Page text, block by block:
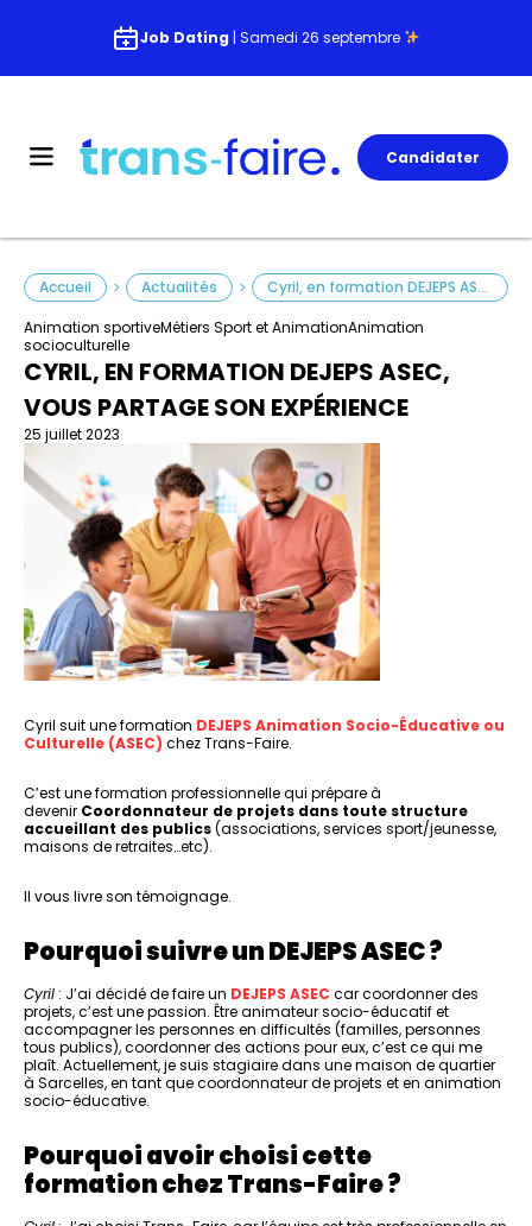
Job Dating | Samedi 26 septembre
Candidater
Animation sportiveMétiers Sport et AnimationAnimation
socioculturelle
Accueil > Actualités > Cyril, en formation DEJEPS ASEC, vous partage son expérience
CYRIL, EN FORMATION DEJEPS ASEC,
VOUS PARTAGE SON EXPÉRIENCE
25 juillet 2023
Cyril suit une formation DEJEPS Animation Socio-Éducative ou
Culturelle (ASEC) chez Trans-Faire.
C’est une formation professionnelle qui prépare à
devenir Coordonnateur de projets dans toute structure
accueillant des publics(associations, services sport/jeunesse,
maisons de retraites…etc).
Il vous livre son témoignage.
Pourquoi suivre un DEJEPS ASEC ?
Cyril : J’ai décidé de faire un DEJEPS ASEC car coordonner des
projets, c’est une passion. Être animateur socio-éducatif et
accompagner les personnes en difficultés (familles, personnes
tous publics), coordonner des actions pour eux, c’est ce qui me
plaît. Actuellement, je suis stagiaire dans une maison de quartier
à Sarcelles, en tant que coordonnateur de projets et en animation
socio-éducative.
Pourquoi avoir choisi cette
formation chez Trans-Faire ?